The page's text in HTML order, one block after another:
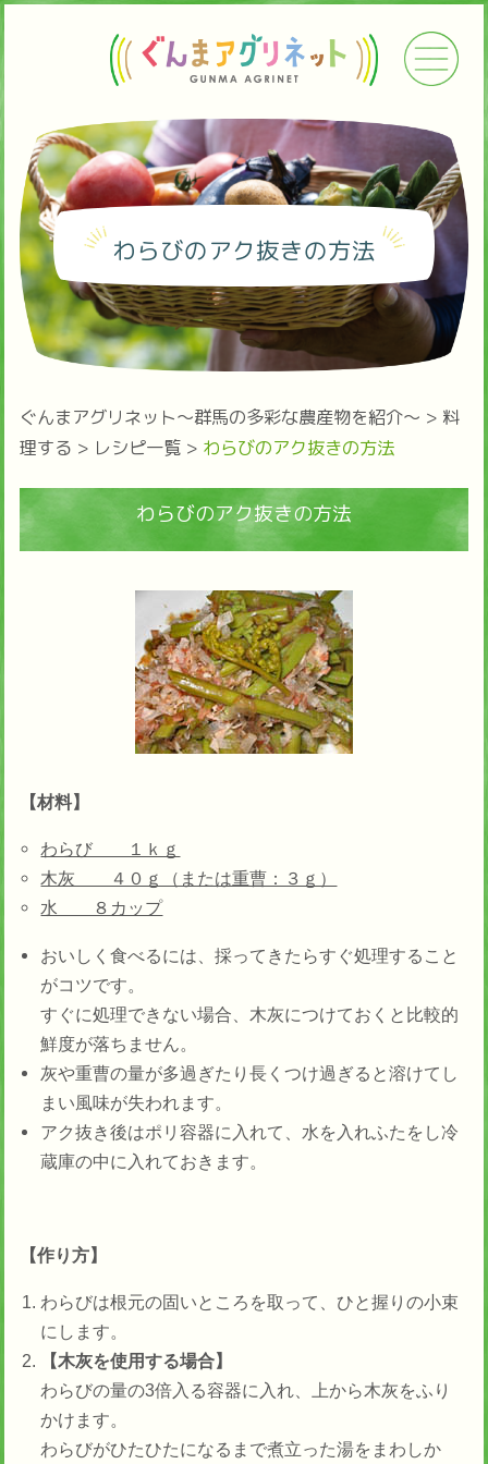
わらびのアク抜きの方法
ぐんまアグリネット～群馬の多彩な農産物を紹介～ > 料
理する > レシピ一覧> わらびのアク抜きの方法
わらびのアク抜きの方法
【材料】
わらび １ｋｇ
木灰 ４０ｇ（または重曹：３ｇ）
水 ８カップ
おいしく食べるには、採ってきたらすぐ処理すること
がコツです。
すぐに処理できない場合、木灰につけておくと比較的
鮮度が落ちません。
灰や重曹の量が多過ぎたり長くつけ過ぎると溶けてし
まい風味が失われます。
アク抜き後はポリ容器に入れて、水を入れふたをし冷
蔵庫の中に入れておきます。
【作り方】
わらびは根元の固いところを取って、ひと握りの小束
にします。
【木灰を使用する場合】
わらびの量の3倍入る容器に入れ、上から木灰をふり
かけます。
わらびがひたひたになるまで煮立った湯をまわしか